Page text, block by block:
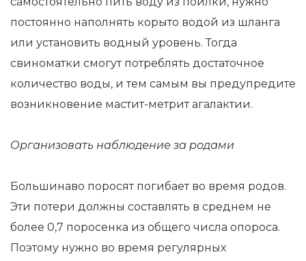
постоянно наполнять корыто водой из шланга
или установить водный уровень. Тогда
свиноматки смогут потреблять достаточное
количество воды, и тем самым вы предупредите
возникновение мастит-метрит агалактии.
Организовать наблюдение за родами
Большинаво поросят погибает во время родов.
Эти потери должны составлять в среднем не
более 0,7 поросенка из общего числа опороса.
Поэтому нужно во время регулярных